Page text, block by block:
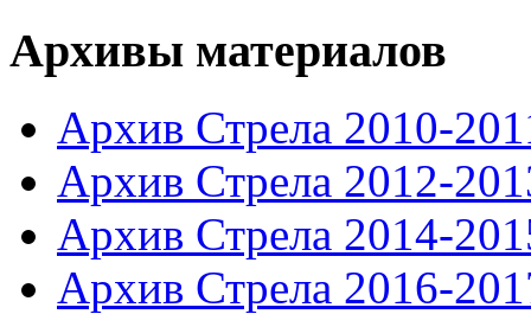
Архивы материалов
Архив Стрела 2010-
Архив Стрела 2012-
Архив Стрела 2014-
Архив Стрела 2016-